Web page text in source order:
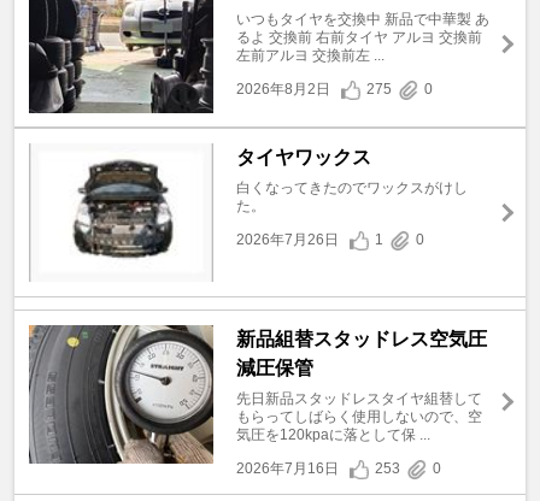
いつもタイヤを交換中 新品で中華製 あ
るよ 交換前 右前タイヤ アルヨ 交換前
左前アルヨ 交換前左 ...
2026年8月2日
275 0
タイヤワックス
白くなってきたのでワックスがけし
た。
2026年7月26日
1 0
新品組替スタッドレス空気圧
減圧保管
先日新品スタッドレスタイヤ組替して
もらってしばらく使用しないので、空
気圧を120kpaに落として保 ...
2026年7月16日
253 0